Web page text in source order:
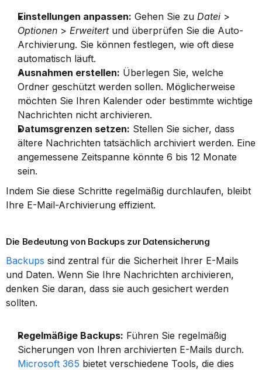
Einstellungen anpassen: Gehen Sie zu Datei
Optionen > Erweitert und überprüfen Sie die Auto-
Archivierung. Sie können festlegen, wie oft diese
automatisch läuft.
Ausnahmen erstellen: Überlegen Sie, welche
Ordner geschützt werden sollen. Möglicherweise
möchten Sie Ihren Kalender oder bestimmte wichtige
Nachrichten nicht archivieren.
Datumsgrenzen setzen: Stellen Sie sicher, dass
ältere Nachrichten tatsächlich archiviert werden. Eine
angemessene Zeitspanne könnte 6 bis 12 Monate
sein.
Indem Sie diese Schritte regelmäßig durchlaufen, bleibt
Ihre E-Mail-Archivierung effizient.
Die Bedeutung von Backups zur Datensicherung
Backups sind zentral für die Sicherheit Ihrer E-Mails
und Daten. Wenn Sie Ihre Nachrichten archivieren,
denken Sie daran, dass sie auch gesichert werden
sollten.
Regelmäßige Backups: Führen Sie regelmäßig
Microsoft 365 bietet verschiedene Tools, die dies